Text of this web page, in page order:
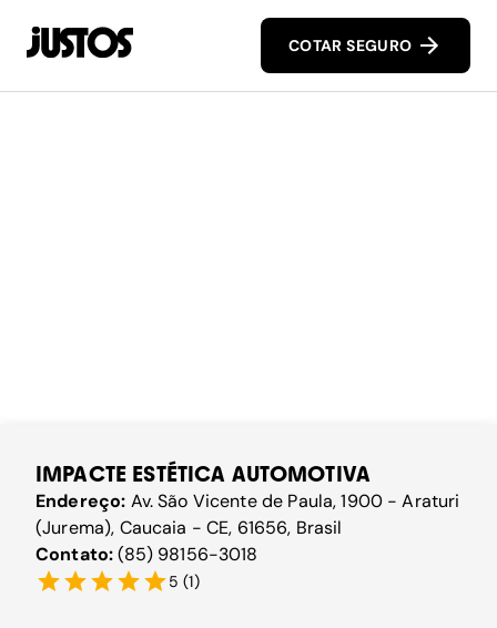
COTAR SEGURO
IMPACTE ESTÉTICA AUTOMOTIVA
Endereço: Av. São Vicente de Paula, 1900 - Araturi
(Jurema), Caucaia - CE, 61656, Brasil
Contato:(85) 98156-3018
5 (1)